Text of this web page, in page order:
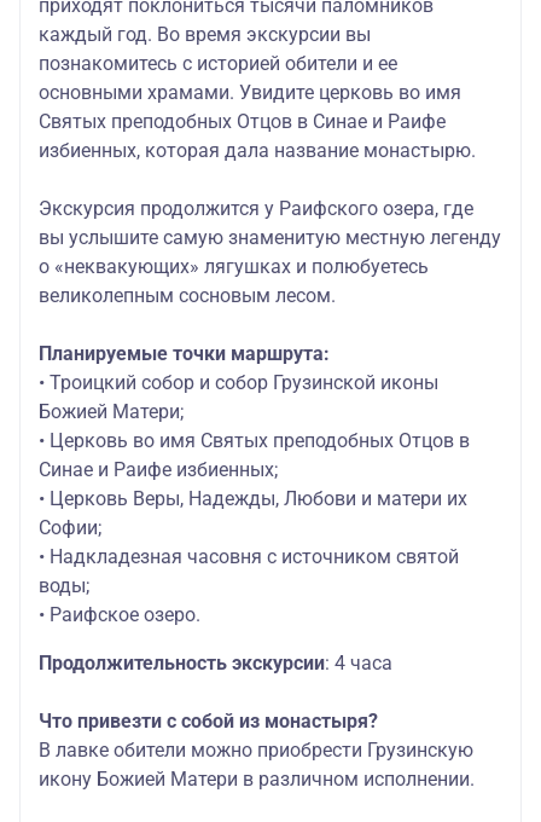
приходят поклониться тысячи паломников
каждый год. Во время экскурсии вы
познакомитесь с историей обители и ее
основными храмами. Увидите церковь во имя
Святых преподобных Отцов в Синае и Раифе
избиенных, которая дала название монастырю.
Экскурсия продолжится у Раифского озера, где
вы услышите самую знаменитую местную легенду
о «неквакующих» лягушках и полюбуетесь
великолепным сосновым лесом.
Планируемые точки маршрута:
• Троицкий собор и собор Грузинской иконы
Божией Матери;
• Церковь во имя Святых преподобных Отцов в
Синае и Раифе избиенных;
• Церковь Веры, Надежды, Любови и матери их
Софии;
• Надкладезная часовня с источником святой
воды;
• Раифское озеро.
Продолжительность экскурсии: 4 часа
Что привезти с собой из монастыря?
В лавке обители можно приобрести Грузинскую
икону Божией Матери в различном исполнении.